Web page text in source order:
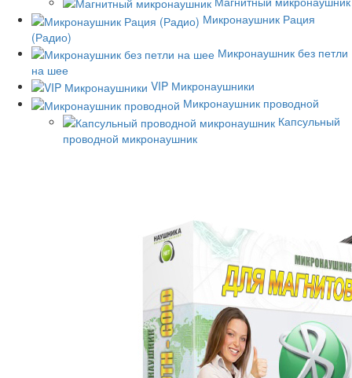
Микронаушник Рация
(Радио)
Микронаушник без петли
на шее
VIP Микронаушники
Микронаушник проводной
Капсульный
проводной микронаушник